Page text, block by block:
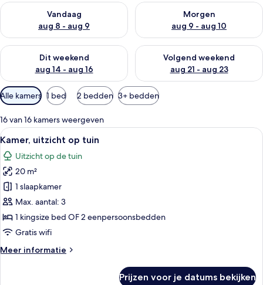
Vandaag
aug 8 - aug 9
De beschikbaarheid controleren voor vanavond aug 8 - aug 9
Morgen
aug 9 - aug 10
De beschikbaarheid
Dit weekend
aug 14 - aug 16
De beschikbaarheid controleren voor dit weekend aug 14 -
Volgend weekend
aug 21 - aug 23
De beschikbaarheid
Beschikbare
filters
voor
kamers
Alle kamers 1 bed 2 bedden 3+ bedden
16 van 16 kamers weergeven
Alle
foto's
voor
Kamer,
uitzicht
op
tuin
laden
Een slaapkamer met een bed, een
4
Kamer, uitzicht op tuin
Uitzicht op de tuin
20 m²
1 slaapkamer
Max. aantal: 3
1 kingsize bed OF 2 eenpersoonsbedden
Gratis wifi
Meer informatie
Meer
Prijzen voor je datums bekijken